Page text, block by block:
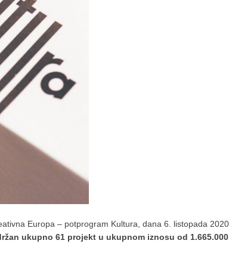
Europa – potprogram Kultura, dana 6. listopada
ukupno 61 projekt u ukupnom iznosu od